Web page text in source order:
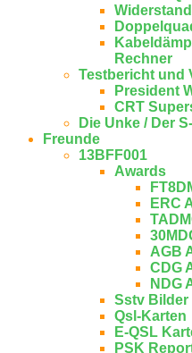
Rechner
Testbericht und
President
CRT
Die Unke / Der
Freunde
13BFF001
Awards
ERC
AGB
CDG
NDG
Sstv Bilder
Qsl-Karten
E-QSL
PSK